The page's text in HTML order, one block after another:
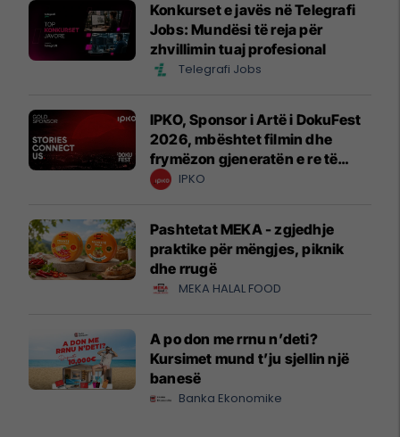
Konkurset e javës në Telegrafi
Jobs: Mundësi të reja për
zhvillimin tuaj profesional
Telegrafi Jobs
IPKO, Sponsor i Artë i DokuFest
2026, mbështet filmin dhe
frymëzon gjeneratën e re të
krijuesve
IPKO
Pashtetat MEKA - zgjedhje
praktike për mëngjes, piknik
dhe rrugë
MEKA HALAL FOOD
A po don me rrnu n’deti?
Kursimet mund t’ju sjellin një
banesë
Banka Ekonomike